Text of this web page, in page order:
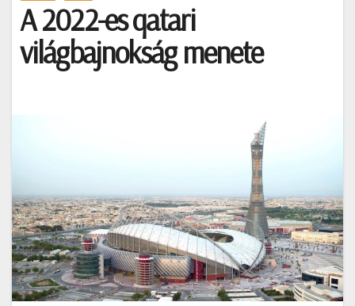
A 2022-es qatari
világbajnokság menete